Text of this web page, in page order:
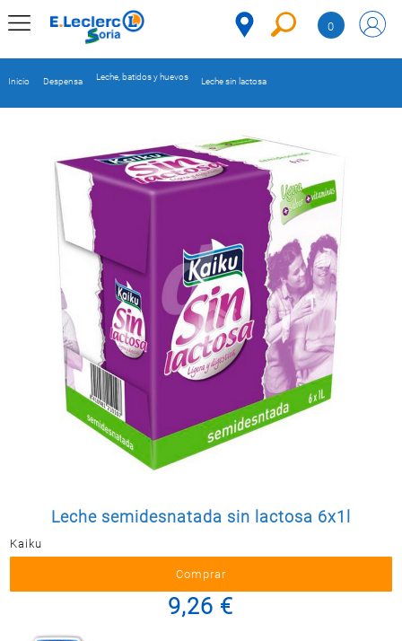
Código
Postal
0
CORPORATIVO
MERCADO
REFRIGERADOS
CONGELADOS
PREPARADOS
BAZAR
ELECTRO
Inicio Despensa Leche, batidos y huevos Leche sin lactosa
Leche semidesnatada sin lactosa 6x1l
Kaiku
9,26 €